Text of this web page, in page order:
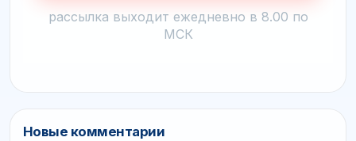
рассылка выходит ежедневно в 8.00 по
МСК
Новые комментарии